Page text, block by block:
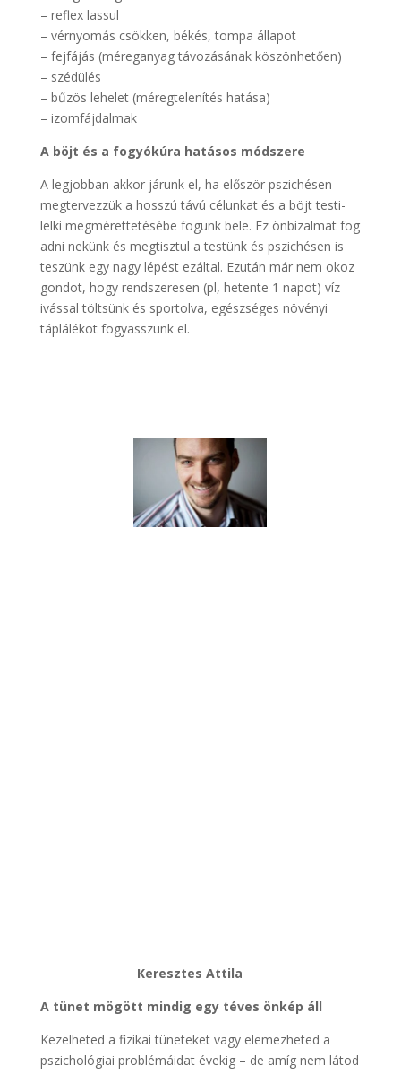
– reflex lassul
– vérnyomás csökken, békés, tompa állapot
– fejfájás (méreganyag távozásának köszönhetően)
– szédülés
– bűzös lehelet (méregtelenítés hatása)
– izomfájdalmak
A böjt és a fogyókúra hatásos módszere
A legjobban akkor járunk el, ha először pszichésen
megtervezzük a hosszú távú célunkat és a böjt testi-
lelki megmérettetésébe fogunk bele. Ez önbizalmat fog
adni nekünk és megtisztul a testünk és pszichésen is
teszünk egy nagy lépést ezáltal. Ezután már nem okoz
gondot, hogy rendszeresen (pl, hetente 1 napot) víz
ivással töltsünk és sportolva, egészséges növényi
táplálékot fogyasszunk el.
Keresztes Attila
A tünet mögött mindig egy téves önkép áll
Kezelheted a fizikai tüneteket vagy elemezheted a
pszichológiai problémáidat évekig – de amíg nem látod